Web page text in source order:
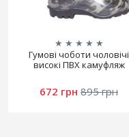
★ ★ ★ ★ ★
Гумові чоботи чоловічі
високі ПВХ камуфляж
672 грн 895 грн